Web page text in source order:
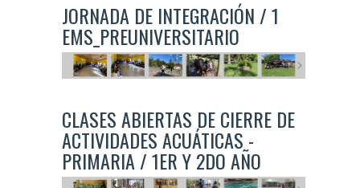
JORNADA DE INTEGRACIÓN / 1
EMS_PREUNIVERSITARIO
CLASES ABIERTAS DE CIERRE DE
ACTIVIDADES ACUÁTICAS -
PRIMARIA / 1ER Y 2DO AÑO